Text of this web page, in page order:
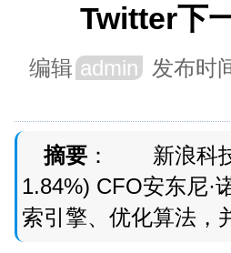
Twitter下
编辑 admin 发布时
摘要 ： 新浪科技
1.84%) CFO安东尼·
索引擎、优化算法，